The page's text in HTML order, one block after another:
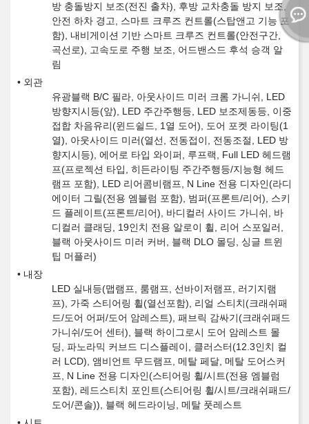
방 충돌방지 보조(전진 출차), 후방 교차충돌 방지 보조,
안전 하차 경고, 스마트 크루즈 컨트롤(스탑앤고 기능 포
함), 내비게이션 기반 스마트 크루즈 컨트롤(안전구간,
곡선로), 고속도로 주행 보조, 어드밴스드 후석 승객 알
림
외관
유광블랙 B/C 필라, 아웃사이드 미러 크롬 가니쉬, LED
방향지시등(앞), LED 주간주행등, LED 보조제동등, 이중
접합 차음유리(윈드쉴드, 1열 도어), 도어 포켓 라이팅(1
열), 아웃사이드 미러(열선, 전동접이, 전동조절, LED 방
향지시등), 에어로 타입 와이퍼, 루프랙, Full LED 헤드램
프(프로젝션 타입, 히든라이팅 주간주행등/지능형 헤드
램프 포함), LED 리어콤비램프, N Line 전용 디자인(라디
에이터 그릴(전용 엠블럼 포함), 범퍼(프론트/리어), 스키
드 플레이트(프론트/리어), 바디컬러 사이드 가니쉬, 바
디컬러 클래딩, 19인치 전용 알로이 휠, 리어 스포일러,
블랙 아웃사이드 미러 커버, 블랙 DLO 몰딩, 싱글 트윈
팁 머플러)
내장
LED 실내등(맵램프, 룸램프, 선바이저램프, 러기지램
프), 가죽 스티어링 휠(열선포함), 리얼 스티치(크래쉬패
드/도어 어퍼/도어 암레스트), 패브릭 감싸기(크래쉬패드
가니쉬/도어 센터), 블랙 하이그로시 도어 암레스트 몰
딩, 파노라믹 커브드 디스플레이, 클러스터(12.3인치 컬
러 LCD), 앰비언트 무드램프, 메탈 페달, 메탈 도어스커
프, N Line 전용 디자인(스티어링 휠/시트(전용 엠블럼
포함), 레드스티치 포인트(스티어링 휠/시트/크래쉬패드/
도어/콘솔)), 블랙 헤드라이닝, 메탈 풋레스트